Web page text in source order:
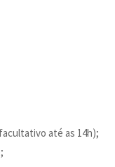
até as 14h);